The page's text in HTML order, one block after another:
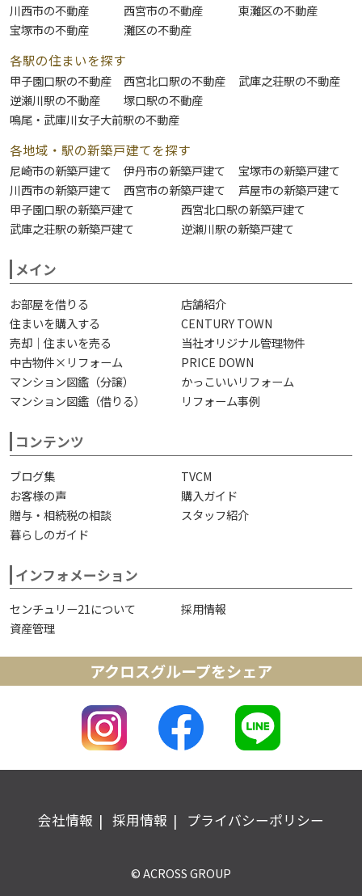
川西市の不動産
西宮市の不動産
東灘区の不動産
宝塚市の不動産
灘区の不動産
各駅の住まいを探す
甲子園口駅の不動産 西宮北口駅の不動産
武庫之荘駅の不動産
逆瀬川駅の不動産
塚口駅の不動産
鳴尾・武庫川女子大前駅の不動産
各地域・駅の新築戸建てを探す
尼崎市の新築戸建て 伊丹市の新築戸建て
宝塚市の新築戸建て
川西市の新築戸建て
西宮市の新築戸建て
芦屋市の新築戸建て
甲子園口駅の新築戸建て
西宮北口駅の新築戸建て
武庫之荘駅の新築戸建て
逆瀬川駅の新築戸建て
メイン
お部屋を借りる
店舗紹介
住まいを購入する
CENTURY TOWN
売却｜住まいを売る
当社オリジナル管理物件
中古物件×リフォーム
PRICE DOWN
マンション図鑑（分譲）
かっこいいリフォーム
マンション図鑑（借りる）
リフォーム事例
コンテンツ
ブログ集
TVCM
お客様の声
購入ガイド
贈与・相続税の相談
スタッフ紹介
暮らしのガイド
インフォメーション
センチュリー21について
採用情報
資産管理
アクロスグループをシェア
会社情報 採用情報 プライバシーポリシー
© ACROSS GROUP